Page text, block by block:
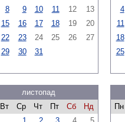
8 9 10 11 12
13
15 16 17 18 19
20
22 23 24 25 26
27
29 30 31
4
11
18
25
листопад
Вт Ср Чт Пт Сб
Нд
Пн